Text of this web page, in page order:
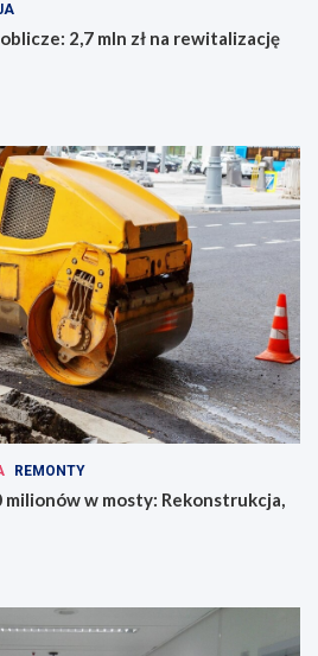
2,7 mln zł na rewitalizację
REMONTY
w mosty: Rekonstrukcja,